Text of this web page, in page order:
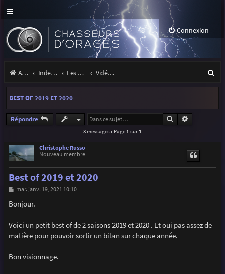
Connexion
Accueil Index du forum Les orages Vidéos d'orages
e
BEST OF 2019 ET 2020
Répondre Rechercher
3 messages • Page 1 sur 1
Christophe Russo
Nouveau membre
Best of 2019 et 2020
M
s
s
g
e
mar. janv. 19, 2021 10:10
Bonjour.
Voici un petit best of de 2 saisons 2019 et 2020 . Et oui pas assez de
matière pour pouvoir sortir un bilan sur chaque année.
Bon visionnage.